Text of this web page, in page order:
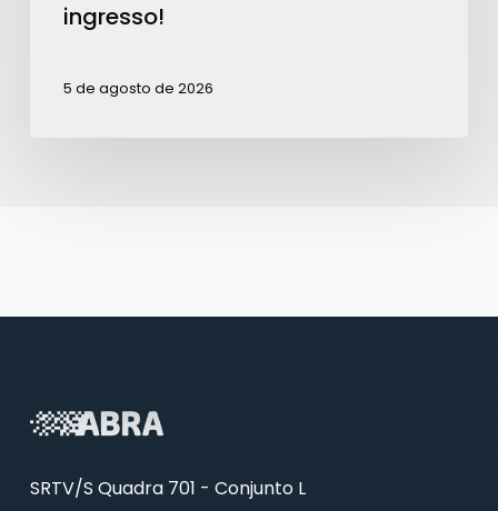
ingresso!
5 de agosto de 2026
SRTV/S Quadra 701 - Conjunto L